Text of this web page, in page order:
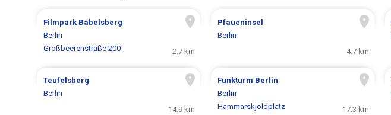
Filmpark Babelsberg
Berlin
Großbeerenstraße 200
2.7 km
Pfaueninsel
Berlin
4.7 km
Teufelsberg
Berlin
14.9 km
Funkturm Berlin
Berlin
Hammarskjöldplatz
17.3 km